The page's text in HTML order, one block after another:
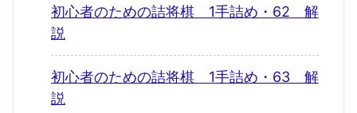
初心者のための詰将棋 1手詰め・62 解
説
初心者のための詰将棋 1手詰め・63 解
説